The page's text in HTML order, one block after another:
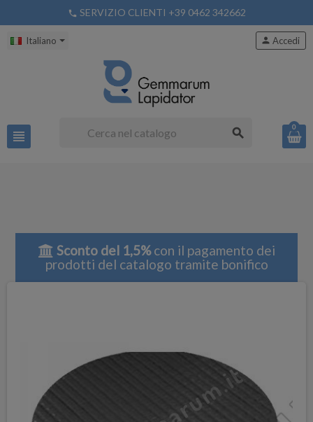
phone SERVIZIO CLIENTI +39 0462 342662
Italiano
view_headline search
person Accedi
0
Sconto del 1,5%con il pagamento dei
prodotti del catalogo tramite bonifico